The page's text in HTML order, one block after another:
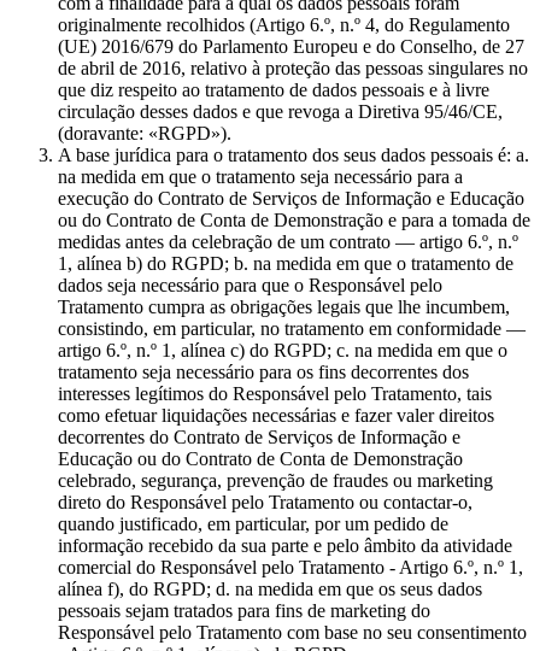
originalmente recolhidos (Artigo 6.º, n.º 4, do Regulamento
(UE) 2016/679 do Parlamento Europeu e do Conselho, de 27
de abril de 2016, relativo à proteção das pessoas singulares no
que diz respeito ao tratamento de dados pessoais e à livre
circulação desses dados e que revoga a Diretiva 95/46/CE,
(doravante: «RGPD»).
A base jurídica para o tratamento dos seus dados pessoais é: a.
na medida em que o tratamento seja necessário para a
execução do Contrato de Serviços de Informação e Educação
ou do Contrato de Conta de Demonstração e para a tomada de
medidas antes da celebração de um contrato — artigo 6.º, n.º
1, alínea b) do RGPD; b. na medida em que o tratamento de
dados seja necessário para que o Responsável pelo
Tratamento cumpra as obrigações legais que lhe incumbem,
consistindo, em particular, no tratamento em conformidade —
artigo 6.º, n.º 1, alínea c) do RGPD; c. na medida em que o
tratamento seja necessário para os fins decorrentes dos
interesses legítimos do Responsável pelo Tratamento, tais
como efetuar liquidações necessárias e fazer valer direitos
decorrentes do Contrato de Serviços de Informação e
Educação ou do Contrato de Conta de Demonstração
celebrado, segurança, prevenção de fraudes ou marketing
direto do Responsável pelo Tratamento ou contactar-o,
quando justificado, em particular, por um pedido de
informação recebido da sua parte e pelo âmbito da atividade
comercial do Responsável pelo Tratamento - Artigo 6.º, n.º 1,
alínea f), do RGPD; d. na medida em que os seus dados
pessoais sejam tratados para fins de marketing do
Responsável pelo Tratamento com base no seu consentimento